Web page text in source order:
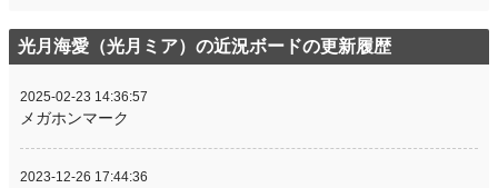
光月海愛（光月ミア）の近況ボードの更新履歴
2025-02-23 14:36:57
メガホンマーク
2023-12-26 17:44:36